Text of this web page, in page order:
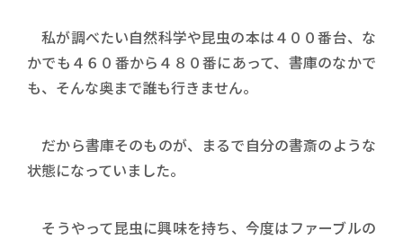
私が調べたい自然科学や昆虫の本は４００番台、な
かでも４６０番から４８０番にあって、書庫のなかで
も、そんな奥まで誰も行きません。
だから書庫そのものが、まるで自分の書斎のような
状態になっていました。
そうやって昆虫に興味を持ち、今度はファーブルの